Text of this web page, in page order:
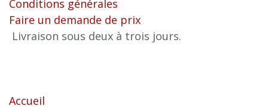
Conditions générales
Faire un demande de prix
Livraison sous deux à trois jours.
Accueil